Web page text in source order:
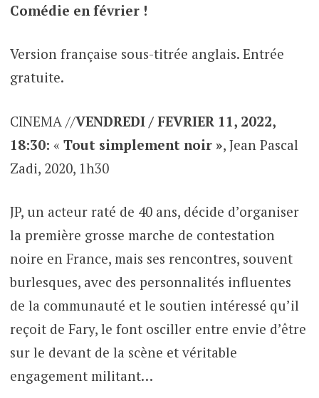
Comédie en février !
Version française sous-titrée anglais. Entrée
gratuite.
CINEMA //VENDREDI / FEVRIER 11, 2022,
18:30: « Tout simplement noir », Jean Pascal
Zadi, 2020, 1h30
JP, un acteur raté de 40 ans, décide d’organiser
la première grosse marche de contestation
noire en France, mais ses rencontres, souvent
burlesques, avec des personnalités influentes
de la communauté et le soutien intéressé qu’il
reçoit de Fary, le font osciller entre envie d’être
sur le devant de la scène et véritable
engagement militant…